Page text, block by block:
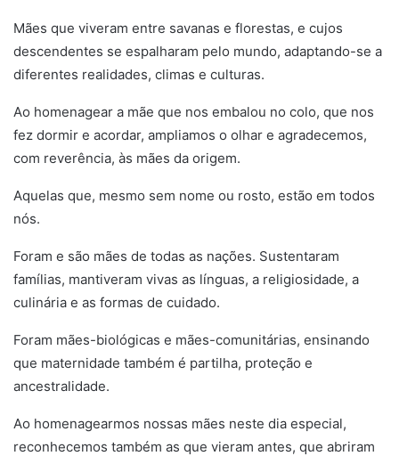
Mães que viveram entre savanas e florestas, e cujos
descendentes se espalharam pelo mundo, adaptando-se a
diferentes realidades, climas e culturas.
Ao homenagear a mãe que nos embalou no colo, que nos
fez dormir e acordar, ampliamos o olhar e agradecemos,
com reverência, às mães da origem.
Aquelas que, mesmo sem nome ou rosto, estão em todos
nós.
Foram e são mães de todas as nações. Sustentaram
famílias, mantiveram vivas as línguas, a religiosidade, a
culinária e as formas de cuidado.
Foram mães-biológicas e mães-comunitárias, ensinando
que maternidade também é partilha, proteção e
ancestralidade.
Ao homenagearmos nossas mães neste dia especial,
reconhecemos também as que vieram antes, que abriram